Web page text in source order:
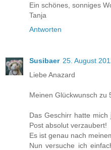
Ein schönes, sonniges
Tanja
Antworten
Susibaer 25. August
Liebe Anazard
Meinen Glückwunsch zu
Das Geschirr hatte
Post absolut verzaubert!
Es ist genau nach
Nun versuche ich